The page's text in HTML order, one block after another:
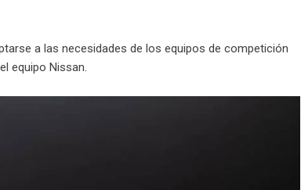
a las necesidades de los equipos de competición
equipo Nissan.